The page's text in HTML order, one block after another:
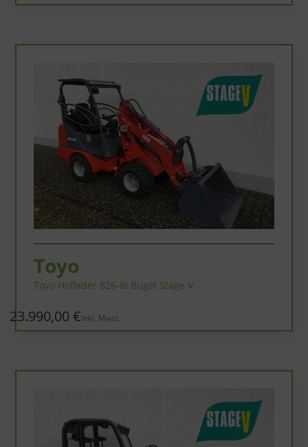
Toyo
Toyo Hoflader 826-III Bügel Stage V
23.990,00 €Inkl. Mwst.